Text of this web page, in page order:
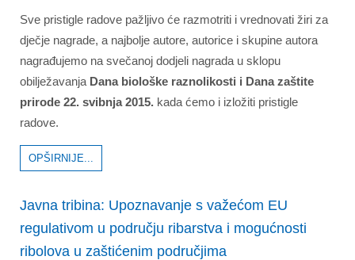
Sve pristigle radove pažljivo će razmotriti i vrednovati žiri za
dječje nagrade, a najbolje autore, autorice i skupine autora
nagrađujemo na svečanoj dodjeli nagrada u sklopu
obilježavanja Dana biološke raznolikosti i Dana zaštite
prirode 22. svibnja 2015. kada ćemo i izložiti pristigle
radove.
OPŠIRNIJE...
Javna tribina: Upoznavanje s važećom EU
regulativom u području ribarstva i mogućnosti
ribolova u zaštićenim područjima